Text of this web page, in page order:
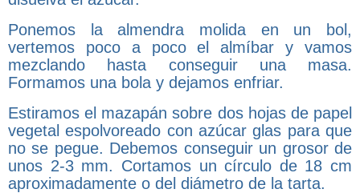
Ponemos la almendra molida en un bol,
vertemos poco a poco el almíbar y vamos
mezclando hasta conseguir una masa.
Formamos una bola y dejamos enfriar.
Estiramos el mazapán sobre dos hojas de papel
vegetal espolvoreado con azúcar glas para que
no se pegue. Debemos conseguir un grosor de
unos 2-3 mm. Cortamos un círculo de 18 cm
aproximadamente o del diámetro de la tarta.